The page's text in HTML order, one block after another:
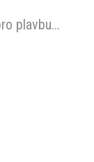
plavbu...